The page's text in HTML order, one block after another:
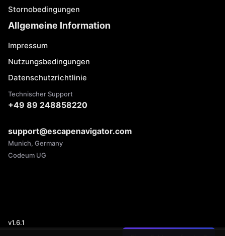
Stornobedingungen
Allgemeine Information
Impressum
Nutzungsbedingungen
Datenschutzrichtlinie
Technischer Support
+49 89 248858220
support@escapenavigator.com
Munich, Germany
Codeum UG
v1.6.1